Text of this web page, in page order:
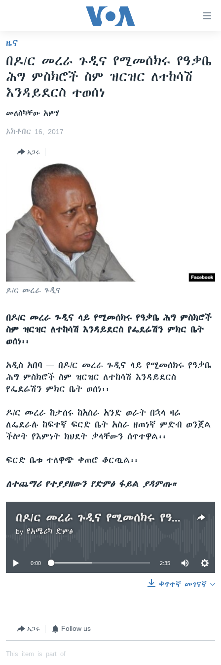
ማገናኛዎች
ዋናው
ይዘት
እለፍ
ዋናው
እለፍ
አፍሪካ
ኑሮ በጤንነት
ጋቢና ቪኦኤ
Learning English
ይከተሉን
ቋንቋዎች
ዜና
በዶ/ር መረራ ጉዲና የሚመሰክሩ የዓቃቤ
ሕግ ምስክሮች ስም ዝርዝር ለተከሳሽ
እንዳይደርስ ተወሰነ
መለስካቸው አምሃ
ኦክቶበር 16, 2017
አጋሩ
ዶ/ር መረራ ጉዲና
በዶ/ር መረራ ጉዲና ላይ የሚመሰክሩ የዓቃቤ ሕግ ምስክሮች
ስም ዝርዝር ለተከሳሽ እንዳይደርስ የፌደሬሽን ምክር ቤት
ወሰነ፡፡
አዲስ አበባ — በዶ/ር መረራ ጉዲና ላይ የሚመሰክሩ የዓቃቤ
ሕግ ምስክሮች ስም ዝርዝር ለተከሳሽ እንዳይደርስ
የፌደሬሽን ምክር ቤት ወሰነ፡፡
ዶ/ር መረራ ከታሰሩ ከአስራ አንድ ወራት በኋላ ዛሬ
ለፌደራሉ ከፍተኛ ፍርድ ቤት አስራ ዘጠነኛ ምድብ ወንጀል
ችሎት የእምነት ክህደት ቃላቸውን ሰጥተዋል፡፡
ፍርድ ቤቱ ተለዋጭ ቀጠሮ ቆርጧል፡፡
ለተጨማሪ የተያያዘውን የድምፅ ፋይል ያዳምጡ።
በዶ/ር መረራ ጉዲና የሚመሰክሩ የዓቃቤ ሕግ ምስክሮች ስም ዝርዝር ለተከሳሽ እንዳይደርስ ተወሰነ
by የአሜሪካ ድምፅ
No media source currently available
0:00 2:35
ቀጥተኛ መገናኛ
አጋሩ Follow us
This item is part of